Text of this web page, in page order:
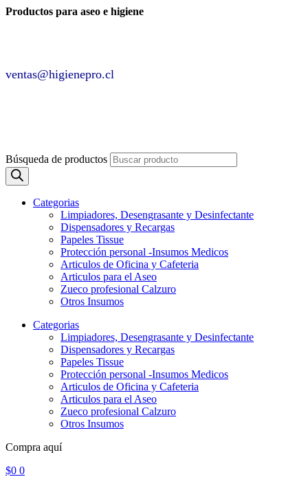
Productos para aseo e higiene
ventas@higienepro.cl
Búsqueda de productos
Categorias
Limpiadores, Desengrasante y Desinfectante
Dispensadores y Recargas
Papeles Tissue
Protección personal -Insumos Medicos
Articulos de Oficina y Cafeteria
Articulos para el Aseo
Zueco profesional Calzuro
Otros Insumos
Categorias
Limpiadores, Desengrasante y Desinfectante
Dispensadores y Recargas
Papeles Tissue
Protección personal -Insumos Medicos
Articulos de Oficina y Cafeteria
Articulos para el Aseo
Zueco profesional Calzuro
Otros Insumos
Compra aquí
$0 0